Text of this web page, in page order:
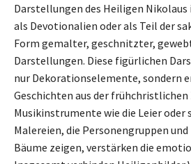
Darstellungen des Heiligen
als Devotionalien oder als Teil der
Form gemalter, geschnitzter,
Darstellungen. Diese figürlichen
nur Dekorationselemente, sondern
Geschichten aus der frühchristlichen
Musikinstrumente wie die Leier oder
Malereien, die Personengruppen
Bäume zeigen, verstärken die